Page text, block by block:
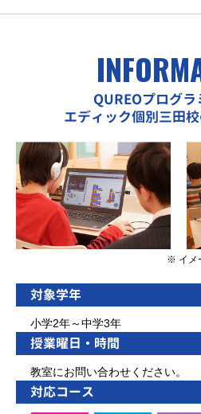
QUREOプログ
エディック個別三田
※ イメ
対象学年
小学2年～中学3年
授業曜日・時間
教室にお問い合わせください。
対応コース